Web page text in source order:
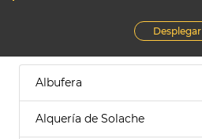
Desplegar
Albufera
Alquería de Solache